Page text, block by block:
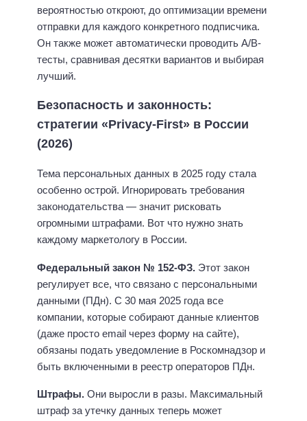
вероятностью откроют, до оптимизации времени
отправки для каждого конкретного подписчика.
Он также может автоматически проводить A/B-
тесты, сравнивая десятки вариантов и выбирая
лучший.
Безопасность и законность:
стратегии «Privacy-First» в России
(2026)
Тема персональных данных в 2025 году стала
особенно острой. Игнорировать требования
законодательства — значит рисковать
огромными штрафами. Вот что нужно знать
каждому маркетологу в России.
Федеральный закон № 152-ФЗ. Этот закон
регулирует все, что связано с персональными
данными (ПДн). С 30 мая 2025 года все
компании, которые собирают данные клиентов
(даже просто email через форму на сайте),
обязаны подать уведомление в Роскомнадзор и
быть включенными в реестр операторов ПДн.
Штрафы. Они выросли в разы. Максимальный
штраф за утечку данных теперь может